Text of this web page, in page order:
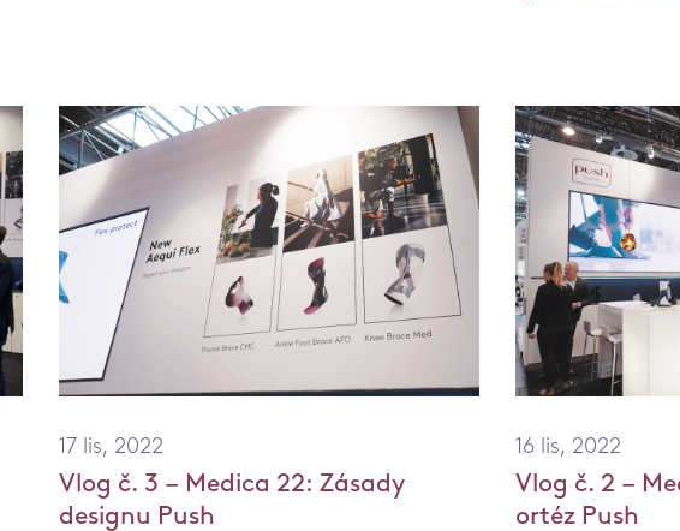
17 lis, 2022
Vlog č. 3 – Medica 22: Zásady
designu Push
16 lis, 2022
Vlog č. 2 –
ortéz Push